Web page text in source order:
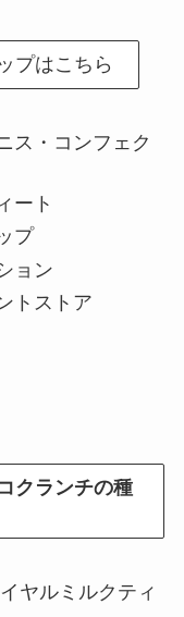
プはこちら
ス・コンフェク
ート
プ
ョン
トストア
クランチの種
ヤルミルクティ